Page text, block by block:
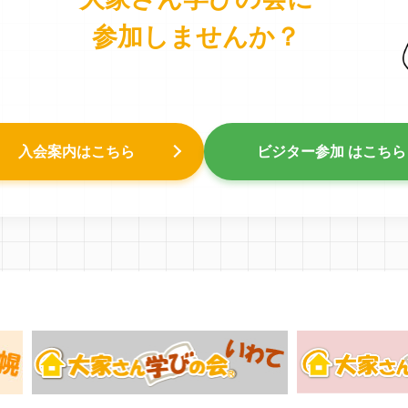
参加しませんか？
入会案内はこちら ビジター参加 はこちら